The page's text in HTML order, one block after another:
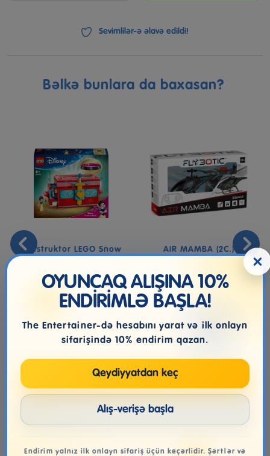
Sevimlilər-ə əlavə edildi!
Bəlkə bunlara da baxasan?
Konstruktor LEGO Snow
White's Jewelry Box V29
149.99₼
AIR MAMBA (2C.)
59.99₼
×
OYUNCAQ ALIŞINA 10%
ENDİRİMLƏ BAŞLA!
The Entertainer-də hesabını yarat və ilk onlayn
sifarişində 10% endirim qazan.
Qeydiyyatdan keç
Alış-verişə başla
Endirim yalnız ilk onlayn sifariş üçün keçərlidir. Şərtlər və